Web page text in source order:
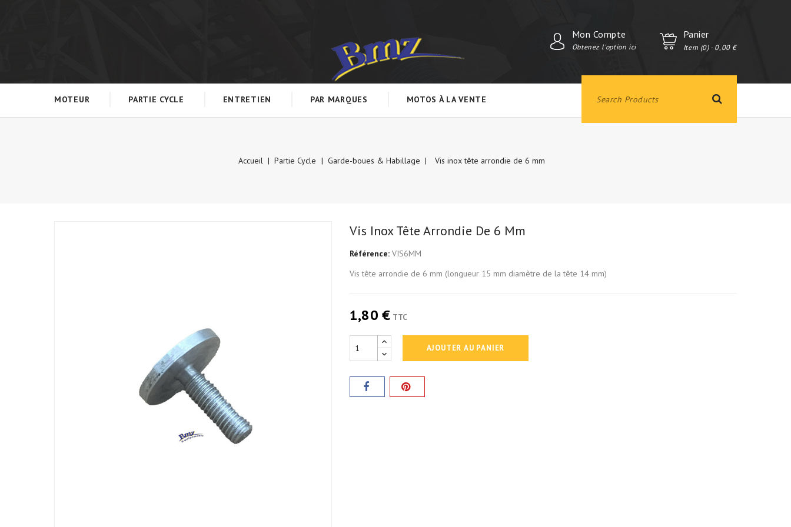
Panier
Item (0) - 0,00 €
Mon Compte
Obtenez l'option ici
MOTEUR PARTIE CYCLE ENTRETIEN PAR MARQUES MOTOS À LA VENTE
Accueil Partie Cycle Garde-boues & Habillage Vis inox tête arrondie de 6 mm
Vis Inox Tête Arrondie De 6 Mm
Référence: VIS6MM
Vis tête arrondie de 6 mm (longueur 15 mm diamètre de la tête 14 mm)
1,80 € TTC
AJOUTER AU PANIER